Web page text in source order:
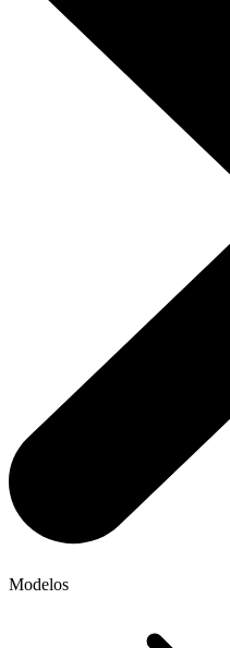
Modelos